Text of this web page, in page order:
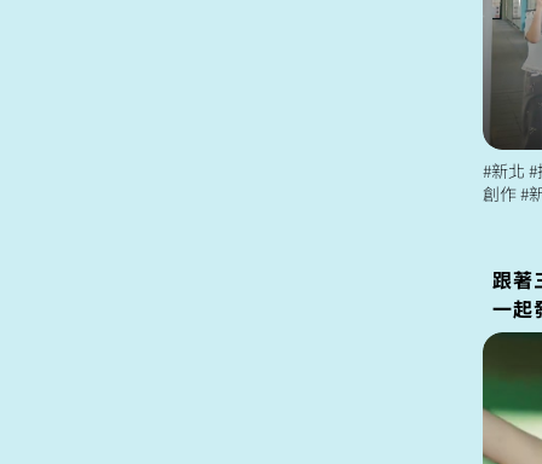
#新北 #捷運 #三
創作 #新北捷運局 #七線齊發七線並進 關注更
跟著
一起